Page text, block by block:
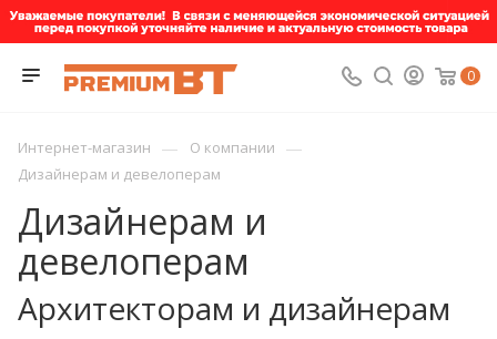
0
Интернет-магазин — О компании —
Дизайнерам и девелоперам
Дизайнерам и
девелоперам
Архитекторам и дизайнерам